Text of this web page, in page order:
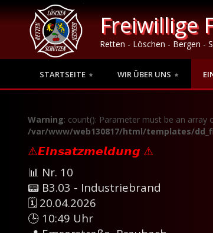
Retten - Löschen - Bergen -
Freiwillige
STARTSEITE WIR ÜBER UNS
Warning: count(): Parameter must be an
/var/www/web130817/html/templates/
⚠𝙀𝙞𝙣𝙨𝙖𝙩𝙯𝙢𝙚𝙡𝙙𝙪𝙣𝙜 ⚠
📊 Nr. 10
📟 B3.03 - Industriebrand
🗓 20.04.2026
🕒 10:49 Uhr